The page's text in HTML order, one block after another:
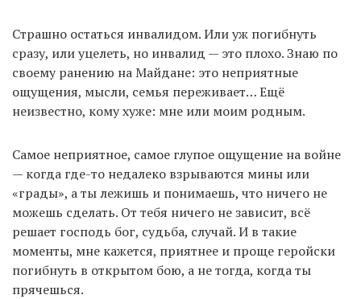
Страшно остаться инвалидом. Или уж погибнуть
сразу, или уцелеть, но инвалид — это плохо. Знаю по
своему ранению на Майдане: это неприятные
ощущения, мысли, семья переживает… Ещё
неизвестно, кому хуже: мне или моим родным.
Самое неприятное, самое глупое ощущение на войне
— когда где-то недалеко взрываются мины или
«грады», а ты лежишь и понимаешь, что ничего не
можешь сделать. От тебя ничего не зависит, всё
решает господь бог, судьба, случай. И в такие
моменты, мне кажется, приятнее и проще геройски
погибнуть в открытом бою, а не тогда, когда ты
прячешься.